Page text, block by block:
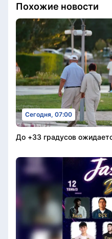
Похожие новости
Сегодня, 07:00
До +33 градусов